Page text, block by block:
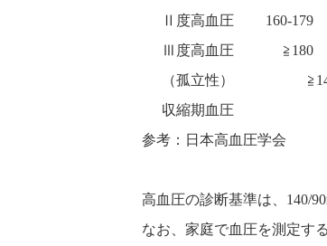
Ⅱ度高血圧
160-179
Ⅲ度高血圧
≧180
（孤立性）
収縮期血圧
参考：日本高血圧学会
高血圧の診断基準は、140/
なお、家庭で血圧を測定す